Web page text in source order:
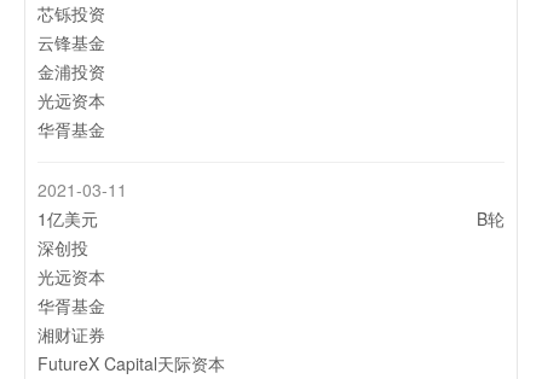
芯铄投资
云锋基金
金浦投资
光远资本
华胥基金
2021-03-11
B轮
1亿美元
深创投
光远资本
华胥基金
湘财证券
FutureX Capital天际资本